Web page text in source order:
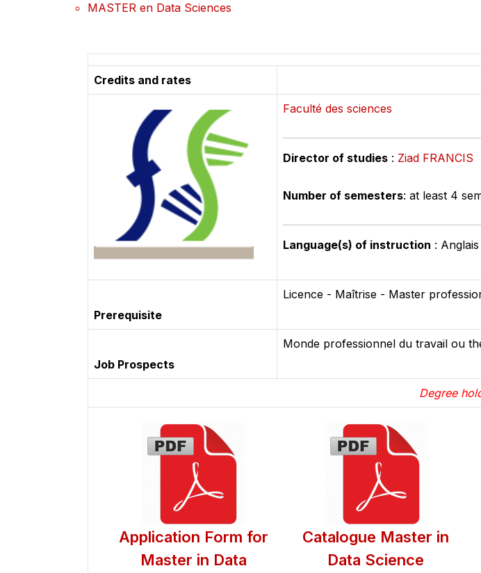
MASTER en Data Sciences
Credits and rates
Faculté des sciences
Director of studies : Ziad FRANCIS
Number of semesters: at least 4
Language(s) of instruction : Anglais
Prerequisite
Licence - Maîtrise - Master
Job Prospects
Monde professionnel du travail ou
Degree
Application Form for
Master in Data
Catalogue Master in
Data Science